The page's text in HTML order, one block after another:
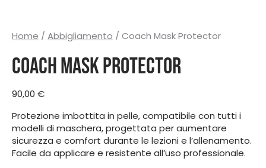
Home / Abbigliamento / Coach Mask Protector
Coach Mask Protector
90,00 €
Protezione imbottita in pelle, compatibile con tutti i
modelli di maschera, progettata per aumentare
sicurezza e comfort durante le lezioni e l’allenamento.
Facile da applicare e resistente all’uso professionale.